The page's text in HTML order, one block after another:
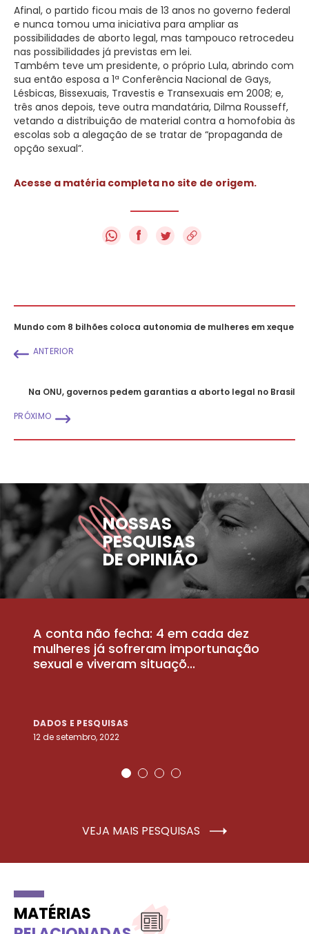
Afinal, o partido ficou mais de 13 anos no governo federal
e nunca tomou uma iniciativa para ampliar as
possibilidades de aborto legal, mas tampouco retrocedeu
nas possibilidades já previstas em lei.
Também teve um presidente, o próprio Lula, abrindo com
sua então esposa a 1ª Conferência Nacional de Gays,
Lésbicas, Bissexuais, Travestis e Transexuais em 2008; e,
três anos depois, teve outra mandatária, Dilma Rousseff,
vetando a distribuição de material contra a homofobia às
escolas sob a alegação de se tratar de “propaganda de
opção sexual”.
Acesse a matéria completa no site de origem.
f
Mundo com 8 bilhões coloca autonomia de mulheres em xeque
ANTERIOR
Na ONU, governos pedem garantias a aborto legal no Brasil
PRÓXIMO
NOSSAS
PESQUISAS
DE OPINIÃO
A conta não fecha: 4 em cada dez
mulheres já sofreram importunação
sexual e viveram situaçõ...
DADOS E PESQUISAS
12 de setembro, 2022
VEJA MAIS PESQUISAS
MATÉRIAS